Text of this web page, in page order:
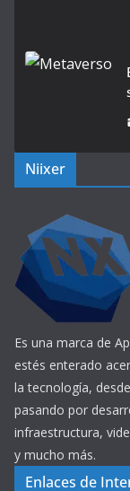
Niixer
Es una marca de
estés enterado
la tecnología,
pasando por
infraestructura,
y mucho más.
Enlaces de